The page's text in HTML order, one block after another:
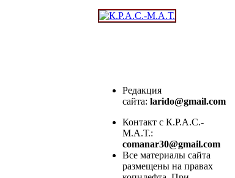
Редакция
сайта: larido@gmail.com
Контакт с К.Р.А.С.-
М.А.Т.:
comanar30@gmail.com
Все материалы сайта
размещены на правах